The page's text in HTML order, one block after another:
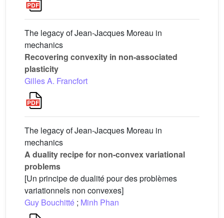
The legacy of Jean-Jacques Moreau in
mechanics
Recovering convexity in non-associated
plasticity
Gilles A. Francfort
The legacy of Jean-Jacques Moreau in
mechanics
A duality recipe for non-convex variational
problems
[Un principe de dualité pour des problèmes
variationnels non convexes]
Guy Bouchitté ; Minh Phan